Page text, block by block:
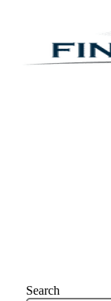
Search